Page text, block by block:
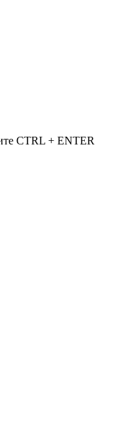
CTRL + ENTER